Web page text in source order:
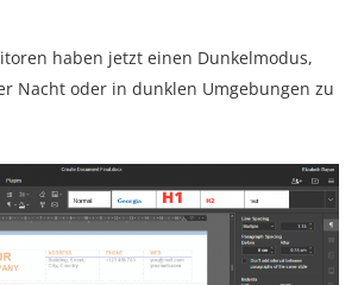
haben jetzt einen Dunkelmodus,
Nacht oder in dunklen Umgebungen zu